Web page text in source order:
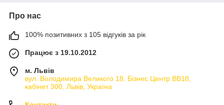
Про нас
100% позитивних з 105 відгуків за рік
Працює з 19.10.2012
м. Львів
вул. Володимира Великого 18, Бізнес Центр ВВ18,
кабінет 300, Львів, Україна